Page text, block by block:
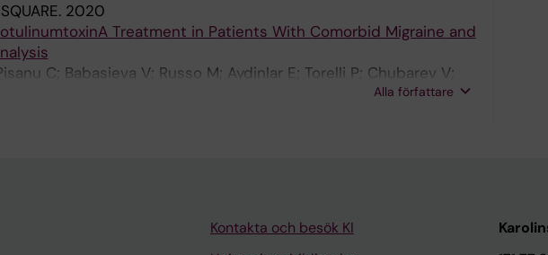
2020
Treatment in Patients With Comorbid Migraine and
C; Babasieva V; Russo M; Aydinlar E; Torelli P; Chubarev V;
Alla författare
Kontakta och besök KI